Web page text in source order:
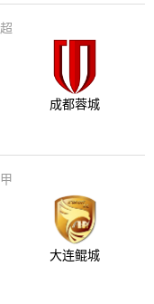
成都蓉城
大连鲲城